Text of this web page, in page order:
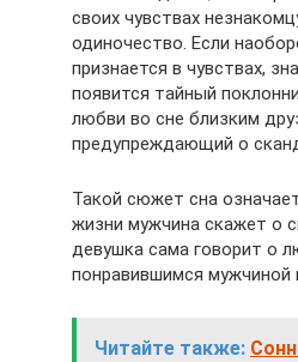
своих чувствах
одиночество. Если
признается в чувствах,
появится тайный
любви во сне близким
предупреждающий о
Такой сюжет сна
жизни мужчина скажет о
девушка сама говорит о
понравившимся мужчиной
Читайте также: